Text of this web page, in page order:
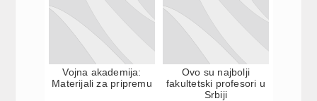
Vojna akademija:
Materijali za pripremu
Ovo su najbolji
fakultetski profesori u
Srbiji